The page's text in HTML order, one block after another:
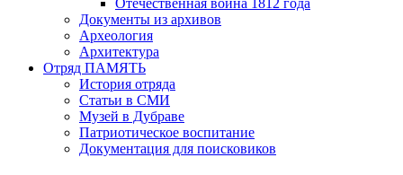
Отечественная война 1812 года
Документы из архивов
Археология
Архитектура
Отряд ПАМЯТЬ
История отряда
Статьи в СМИ
Музей в Дубраве
Патриотическое воспитание
Документация для поисковиков